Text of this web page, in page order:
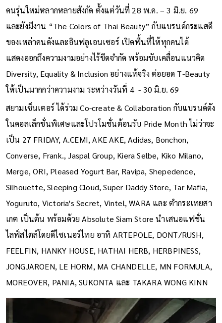
คนรุ่นใหม่หลากหลายสังกัด ตั้งแต่วันที่ 28 พ.ค. – 3 มิ.ย. 69
และยังมีงาน “The Colors of Thai Beauty” กับแบรนด์กระแสดี
ของเหล่าคนดังและอินฟลูเอนเซอร์ เปิดพื้นที่ให้ทุกคนได้
แสดงออกถึงความงามอย่างไร้ขีดจำกัด พร้อมขับเคลื่อนแนวคิด
Diversity, Equality & Inclusion อย่างแท้จริง ต่อยอด T-Beauty
ให้เป็นมากกว่าความงาม ระหว่างวันที่ 4 - 30 มิ.ย. 69
สยามเซ็นเตอร์ ได้ร่วม Co-create & Collaboration กับแบรนด์ดัง
ในคอลเล็กชั่นพิเศษและโปรโมชั่นต้อนรับ Pride Month ไม่ว่าจะ
เป็น 27 FRIDAY, A.CEMI, AKE AKE, Adidas, Bonchon,
Converse, Frank., Jaspal Group, Kiera Selbe, Kiko Milano,
Merge, ORI, Pleased Yogurt Bar, Ravipa, Shepedence,
Silhouette, Sleeping Cloud, Super Daddy Store, Tar Mafia,
Yoguruto, Victoria's Secret, Vintel, WARA และ ตำกระเทยสา
เกต เป็นต้น พร้อมด้วย Absolute Siam Store นำเสนอแฟชั่น
ไลฟ์สไตล์โดยดีไซเนอร์ไทย อาทิ ARTEPOLE, DONT/RUSH,
FEELFIN, HANKY HOUSE, HATHAI HERB, HERBPINESS,
JONGJAROEN, LE HORM, MA CHANDELLE, MN FORMULA,
MOREOVER, PANIA, SUKONTA และ TAKARA WONG KINN